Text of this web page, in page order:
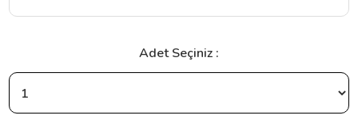
Adet Seçiniz :